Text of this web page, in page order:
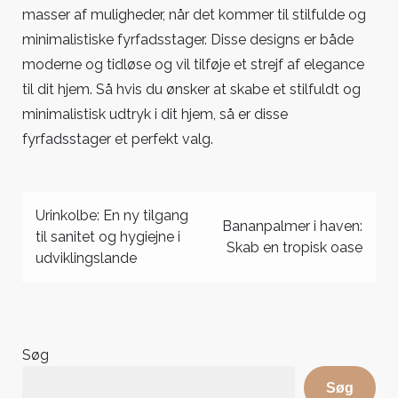
masser af muligheder, når det kommer til stilfulde og
minimalistiske fyrfadsstager. Disse designs er både
moderne og tidløse og vil tilføje et strejf af elegance
til dit hjem. Så hvis du ønsker at skabe et stilfuldt og
minimalistisk udtryk i dit hjem, så er disse
fyrfadsstager et perfekt valg.
Indlægsnavigation
Urinkolbe: En ny tilgang
til sanitet og hygiejne i
udviklingslande
Bananpalmer i haven:
Skab en tropisk oase
Søg
Søg